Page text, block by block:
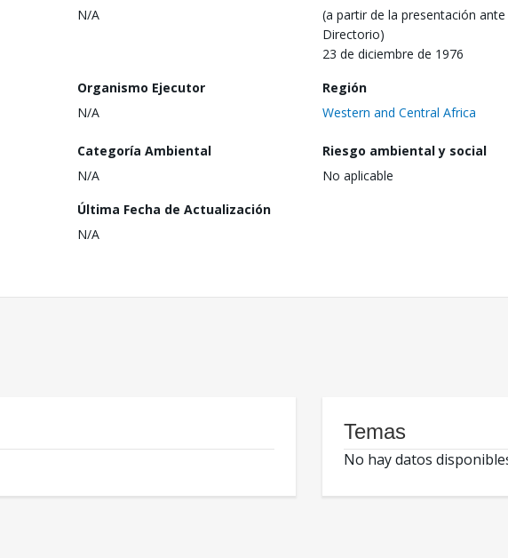
N/A
(a partir de la presentación ante
Directorio)
23 de diciembre de 1976
Organismo Ejecutor
N/A
Región
Western and Central Africa
Categoría Ambiental
N/A
Riesgo ambiental y social
No aplicable
Última Fecha de Actualización
N/A
Temas
No hay datos